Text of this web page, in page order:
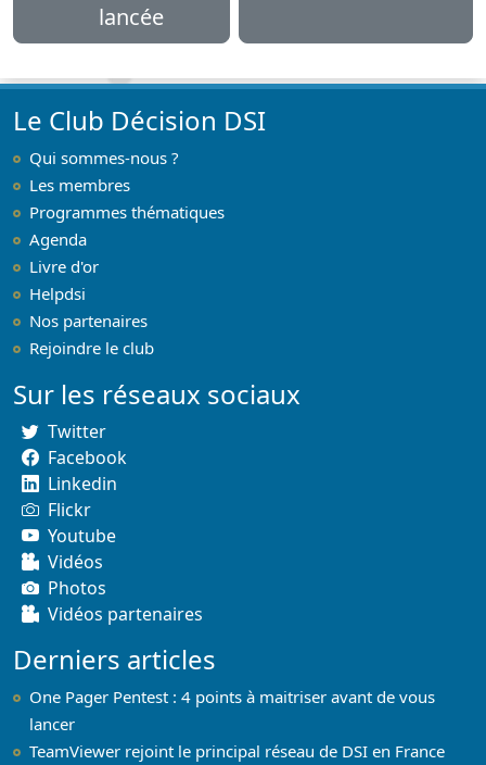
lancée
Le Club Décision DSI
Qui sommes-nous ?
Les membres
Programmes thématiques
Agenda
Livre d'or
Helpdsi
Nos partenaires
Rejoindre le club
Sur les réseaux sociaux
Twitter
Facebook
Linkedin
Flickr
Youtube
Vidéos
Photos
Vidéos partenaires
Derniers articles
One Pager Pentest : 4 points à maitriser avant de vous
lancer
TeamViewer rejoint le principal réseau de DSI en France